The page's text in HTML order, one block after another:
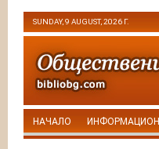
SUNDAY, 9 AUGUST, 2026 Г.
НАЧАЛО